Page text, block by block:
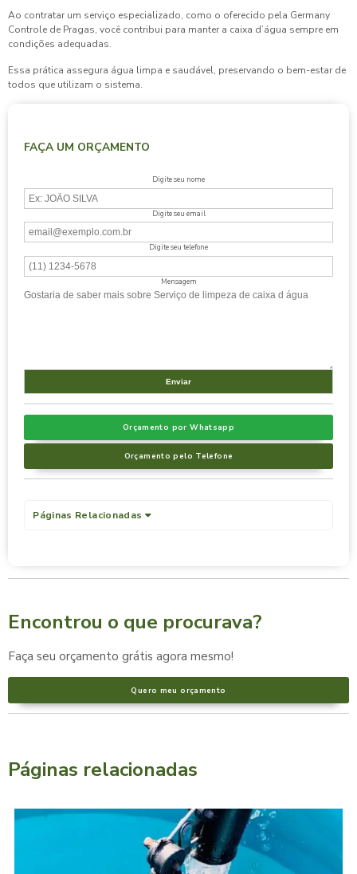
Ao contratar um serviço especializado, como o oferecido pela Germany
Controle de Pragas, você contribui para manter a caixa d’água sempre em
condições adequadas.
Essa prática assegura água limpa e saudável, preservando o bem-estar de
todos que utilizam o sistema.
FAÇA UM ORÇAMENTO
Digite seu nome
Digite seu email
Digite seu telefone
Mensagem
Orçamento por Whatsapp
Orçamento pelo Telefone
Páginas Relacionadas
Encontrou o que procurava?
Faça seu orçamento grátis agora mesmo!
Quero meu orçamento
Páginas relacionadas